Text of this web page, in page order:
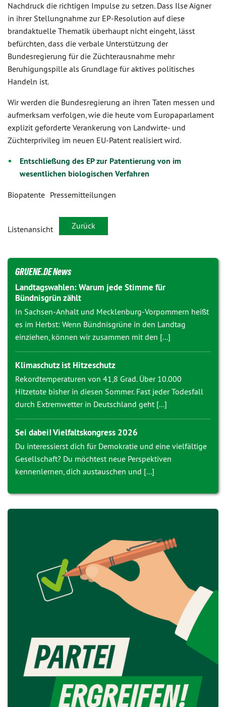
Nachdruck die richtigen Impulse zu setzen. Dass Ilse Aigner
in ihrer Stellungnahme zur EP-Resolution auf diese
brandaktuelle Thematik überhaupt nicht eingeht, lässt
befürchten, dass die verbale Unterstützung der
Bundesregierung für die Züchterausnahme mehr
Beruhigungspille als Grundlage für aktives politisches
Handeln ist.
Wir werden die Bundesregierung an ihren Taten messen und
aufmerksam verfolgen, wie die heute vom Europaparlament
explizit geforderte Verankerung von Landwirte- und
Züchterprivileg im neuen EU-Patent realisiert wird.
Entschließung des EP zur Patentierung von im
wesentlichen biologischen Verfahren
Biopatente Pressemitteilungen
Listenansicht Zurück
GRUENE.DE News
Landtagswahlen: Warum jede Stimme für
Bündnisgrün zählt
In Sachsen-Anhalt und Mecklenburg-Vorpommern heißt
es im Herbst: Wenn Bündnisgrüne in den Landtag
einziehen, können wir zusammen mit den [...]
Klimaschutz ist Hitzeschutz
Rekordtemperaturen von 41,8 Grad. Über 10.000
Hitzetote bisher in diesen Sommer. Fast jeder Todesfall
durch Extremwetter in Deutschland geht [...]
Sei dabei! Vielfaltskongress 2026
Du interessierst dich für Demokratie und eine vielfältige
Gesellschaft? Du möchtest neue Perspektiven
kennenlernen, dich austauschen und [...]